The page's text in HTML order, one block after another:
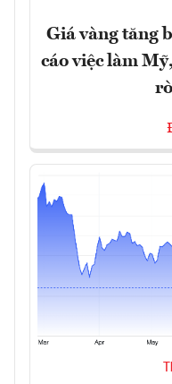
Giá vàng tăng
cáo việc làm